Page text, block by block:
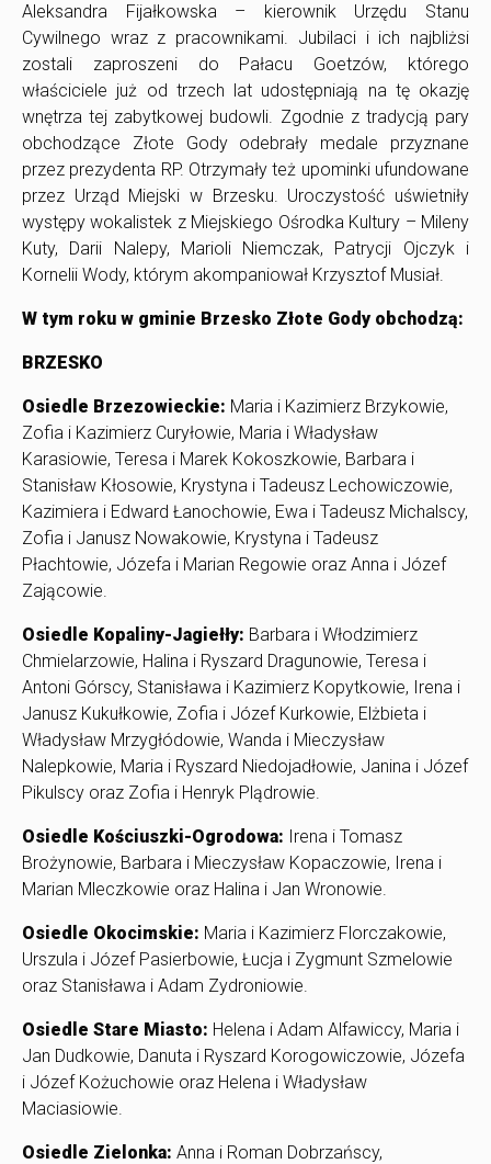
Aleksandra Fijałkowska – kierownik Urzędu Stanu
Cywilnego wraz z pracownikami. Jubilaci i ich najbliżsi
zostali zaproszeni do Pałacu Goetzów, którego
właściciele już od trzech lat udostępniają na tę okazję
wnętrza tej zabytkowej budowli. Zgodnie z tradycją pary
obchodzące Złote Gody odebrały medale przyznane
przez prezydenta RP. Otrzymały też upominki ufundowane
przez Urząd Miejski w Brzesku. Uroczystość uświetniły
występy wokalistek z Miejskiego Ośrodka Kultury – Mileny
Kuty, Darii Nalepy, Marioli Niemczak, Patrycji Ojczyk i
Kornelii Wody, którym akompaniował Krzysztof Musiał.
W tym roku w gminie Brzesko Złote Gody obchodzą:
BRZESKO
Osiedle Brzezowieckie: Maria i Kazimierz Brzykowie,
Zofia i Kazimierz Curyłowie, Maria i Władysław
Karasiowie, Teresa i Marek Kokoszkowie, Barbara i
Stanisław Kłosowie, Krystyna i Tadeusz Lechowiczowie,
Kazimiera i Edward Łanochowie, Ewa i Tadeusz Michalscy,
Zofia i Janusz Nowakowie, Krystyna i Tadeusz
Płachtowie, Józefa i Marian Regowie oraz Anna i Józef
Zającowie.
Osiedle Kopaliny-Jagiełły: Barbara i Włodzimierz
Chmielarzowie, Halina i Ryszard Dragunowie, Teresa i
Antoni Górscy, Stanisława i Kazimierz Kopytkowie, Irena i
Janusz Kukułkowie, Zofia i Józef Kurkowie, Elżbieta i
Władysław Mrzygłódowie, Wanda i Mieczysław
Nalepkowie, Maria i Ryszard Niedojadłowie, Janina i Józef
Pikulscy oraz Zofia i Henryk Plądrowie.
Osiedle Kościuszki-Ogrodowa: Irena i Tomasz
Brożynowie, Barbara i Mieczysław Kopaczowie, Irena i
Marian Mleczkowie oraz Halina i Jan Wronowie.
Osiedle Okocimskie: Maria i Kazimierz Florczakowie,
Urszula i Józef Pasierbowie, Łucja i Zygmunt Szmelowie
oraz Stanisława i Adam Zydroniowie.
Osiedle Stare Miasto: Helena i Adam Alfawiccy, Maria i
Jan Dudkowie, Danuta i Ryszard Korogowiczowie, Józefa
i Józef Kożuchowie oraz Helena i Władysław
Maciasiowie.
Osiedle Zielonka: Anna i Roman Dobrzańscy,